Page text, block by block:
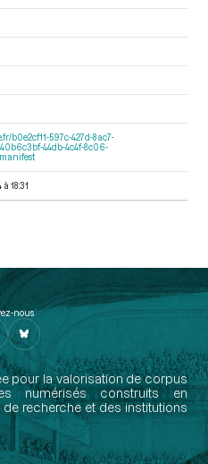
b0e2cf11-597c-427d-8ac7-
44db-4c4f-8c06-
18:31
nous
pour la valorisation de corpus
numérisés construits en
recherche et des institutions